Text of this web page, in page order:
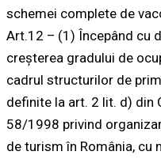
schemei complete de
Art.12 – (1) Începând cu
creșterea gradului de
cadrul structurilor de
definite la art. 2 lit. d) din
58/1998 privind
de turism în România,